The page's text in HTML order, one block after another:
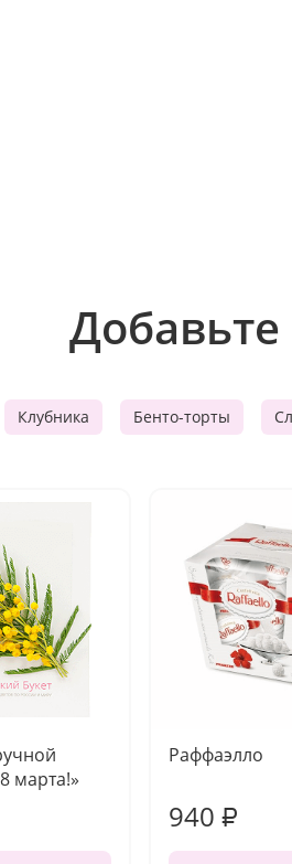
Добавьте
Клубника Бенто-торты
марта!»
Раффаэлло
940 ₽